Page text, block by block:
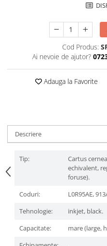
Cod Produs:
Ai nevoie de ajutor?
Adauga la Favorite
Descriere
Tip:
Cartus
echivalent,
foruse).
Coduri:
L0R95AE,
Tehnologie:
inkjet, black.
Capacitate:
mare (large,